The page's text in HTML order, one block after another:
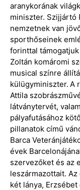
aranykorának
miniszter. Szijjártó
nemzetnek van
sporthőseinek
forinttal
Zoltán komáromi
musical színre
külügyminiszter. A
Attila
látványtervét,
pályafutásához
pillanatok című
Barca
évek
szervezőket és az
leszármazottait.
két lánya,